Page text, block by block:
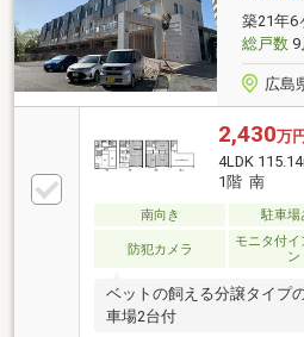
築21年6
総戸数9
広島
2,430万
4LDK
1階 南
南向き 駐車場
防犯カメラ
モニタ付イ
ン
ベットの飼える分譲タイプ
車場2台付